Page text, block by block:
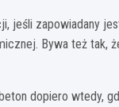
jeśli zapowiadany
Bywa też tak,
dopiero wtedy,